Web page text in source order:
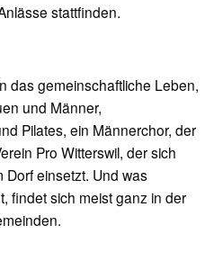
stattfinden.
das gemeinschaftliche Leben,
und Männer,
Pilates, ein Männerchor, der
Pro Witterswil, der sich
Dorf einsetzt. Und was
findet sich meist ganz in der